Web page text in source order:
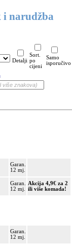
i narudžba
Detalji
Sort.
po
cijeni
Samo
isporučivo
Garan.
12 mj.
Garan.
12 mj.
Akcija 4,9€ za 2
ili više komada!
Garan.
12 mj.